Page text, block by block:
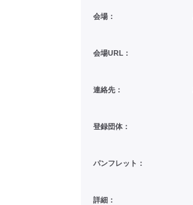
会場：
会場URL：
連絡先：
登録団体：
パンフレット：
詳細：